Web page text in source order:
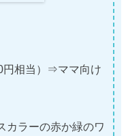
相当）⇒ママ向け
ラーの赤か緑のワ